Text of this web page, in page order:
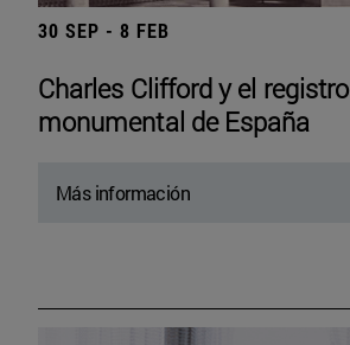
30 SEP - 8 FEB
Charles Clifford y el registro
monumental de España
Más información